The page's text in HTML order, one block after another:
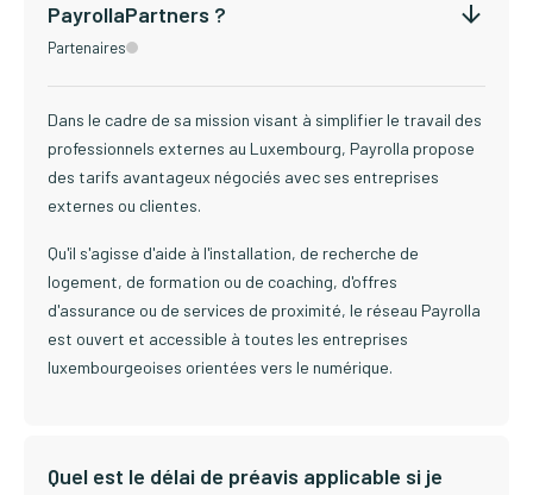
PayrollaPartners ?
Partenaires
Dans le cadre de sa mission visant à simplifier le travail des
professionnels externes au Luxembourg, Payrolla propose
des tarifs avantageux négociés avec ses entreprises
externes ou clientes.
Qu'il s'agisse d'aide à l'installation, de recherche de
logement, de formation ou de coaching, d'offres
d'assurance ou de services de proximité, le réseau Payrolla
est ouvert et accessible à toutes les entreprises
luxembourgeoises orientées vers le numérique.
Quel est le délai de préavis applicable si je